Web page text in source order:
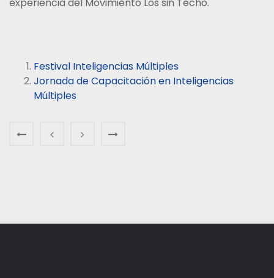
Festival Inteligencias Múltiples
Jornada de Capacitación en Inteligencias
Múltiples